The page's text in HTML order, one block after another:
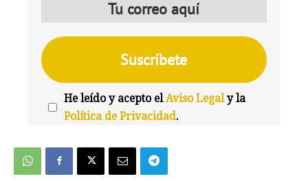
He leído y acepto elAviso Legaly la
Política de Privacidad.